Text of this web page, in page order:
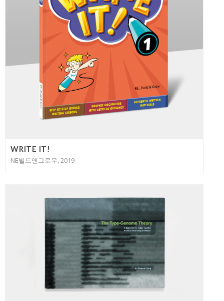
WRITE IT!
NE빌드앤그로우, 2019